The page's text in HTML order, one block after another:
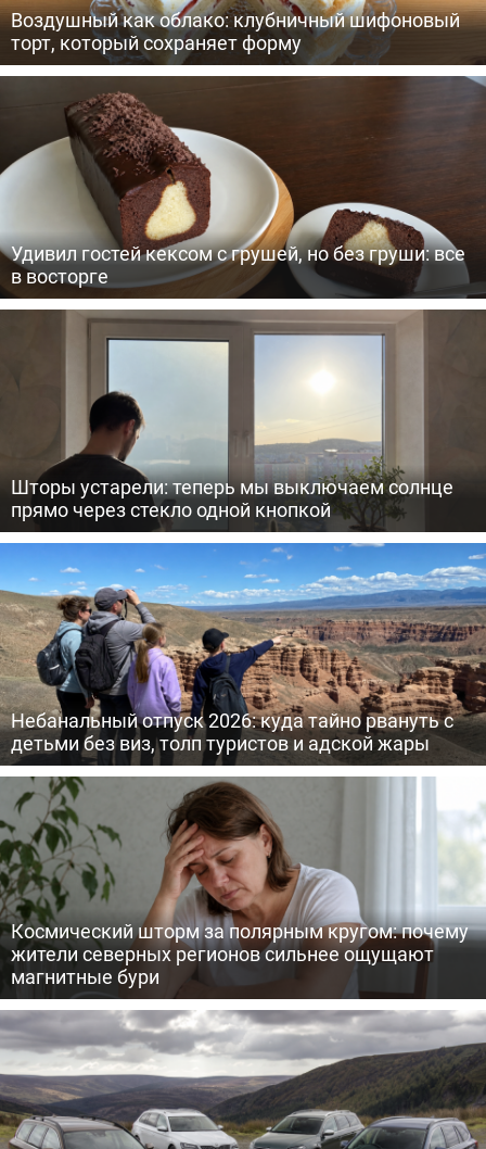
Воздушный как облако: клубничный шифоновый
торт, который сохраняет форму
Удивил гостей кексом с грушей, но без груши: все
в восторге
Шторы устарели: теперь мы выключаем солнце
прямо через стекло одной кнопкой
Небанальный отпуск 2026: куда тайно рвануть с
детьми без виз, толп туристов и адской жары
Космический шторм за полярным кругом: почему
жители северных регионов сильнее ощущают
магнитные бури